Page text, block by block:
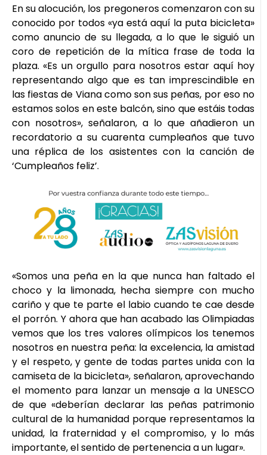
En su alocución, los pregoneros comenzaron con su
conocido por todos «ya está aquí la puta bicicleta»
como anuncio de su llegada, a lo que le siguió un
coro de repetición de la mítica frase de toda la
plaza. «Es un orgullo para nosotros estar aquí hoy
representando algo que es tan imprescindible en
las fiestas de Viana como son sus peñas, por eso no
estamos solos en este balcón, sino que estáis todas
con nosotros», señalaron, a lo que añadieron un
recordatorio a su cuarenta cumpleaños que tuvo
una réplica de los asistentes con la canción de
‘Cumpleaños feliz’.
«Somos una peña en la que nunca han faltado el
choco y la limonada, hecha siempre con mucho
cariño y que te parte el labio cuando te cae desde
el porrón. Y ahora que han acabado las Olimpiadas
vemos que los tres valores olímpicos los tenemos
nosotros en nuestra peña: la excelencia, la amistad
y el respeto, y gente de todas partes unida con la
camiseta de la bicicleta», señalaron, aprovechando
el momento para lanzar un mensaje a la UNESCO
de que «deberían declarar las peñas patrimonio
cultural de la humanidad porque representamos la
unidad, la fraternidad y el compromiso, y lo más
importante, el sentido de pertenencia a un lugar».